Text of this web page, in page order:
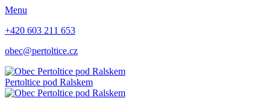
Menu
+420 603 211 653
obec@pertoltice.cz
Pertoltice pod Ralskem